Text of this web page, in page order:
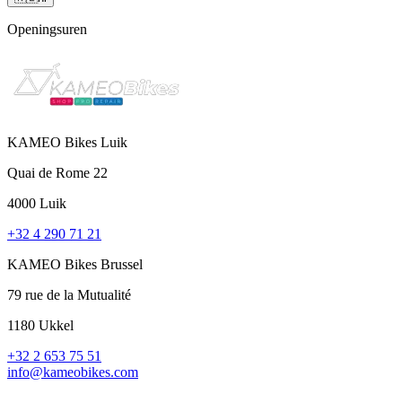
Openingsuren
KAMEO Bikes Luik
Quai de Rome 22
4000 Luik
+32 4 290 71 21
KAMEO Bikes Brussel
79 rue de la Mutualité
1180 Ukkel
+32 2 653 75 51
info@kameobikes.com